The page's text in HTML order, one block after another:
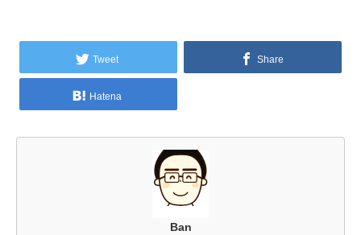
Tweet Share
Hatena
Ban